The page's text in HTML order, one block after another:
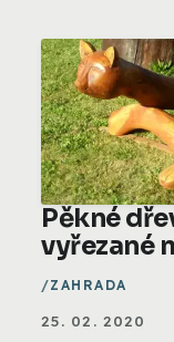
Pěkné
vyřezané
ZAHRADA
25. 02. 2020